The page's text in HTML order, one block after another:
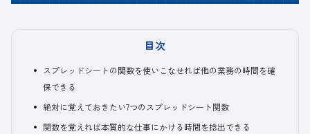
目次
スプレッドシートの関数を使いこなせれば他の業務の時間を確
保できる
絶対に覚えておきたい7つのスプレッドシート関数
関数を覚えれば本質的な仕事にかける時間を捻出できる